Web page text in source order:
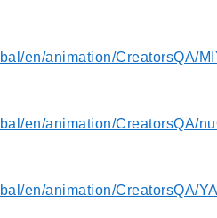
en/animation/CreatorsQA/
en/animation/CreatorsQA/
en/animation/CreatorsQA/